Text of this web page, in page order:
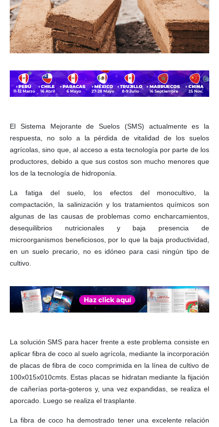
El Sistema Mejorante de Suelos (SMS) actualmente es la
respuesta, no solo a la pérdida de vitalidad de los suelos
agrícolas, sino que, al acceso a esta tecnología por parte de los
productores, debido a que sus costos son mucho menores que
los de la tecnología de hidroponía.
La fatiga del suelo, los efectos del monocultivo, la
compactación, la salinización y los tratamientos químicos son
algunas de las causas de problemas como encharcamientos,
desequilibrios nutricionales y baja presencia de
microorganismos beneficiosos, por lo que la baja productividad,
en un suelo precario, no es idóneo para casi ningún tipo de
cultivo.
La solución SMS para hacer frente a este problema consiste en
aplicar fibra de coco al suelo agrícola, mediante la incorporación
de placas de fibra de coco comprimida en la línea de cultivo de
100x015x010cmts. Estas placas se hidratan mediante la fijación
de cañerías porta-goteros y, una vez expandidas, se realiza el
aporcado. Luego se realiza el trasplante.
La fibra de coco ha demostrado tener una excelente relación